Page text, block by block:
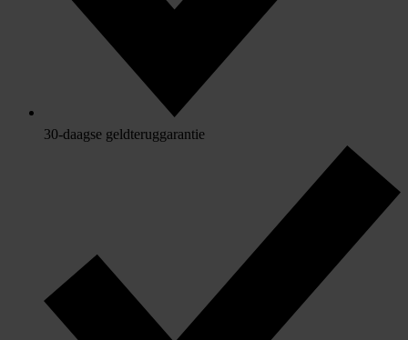
30-daagse geldteruggarantie